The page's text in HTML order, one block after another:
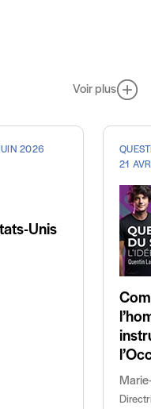
Voir plus
2026
Unis
21